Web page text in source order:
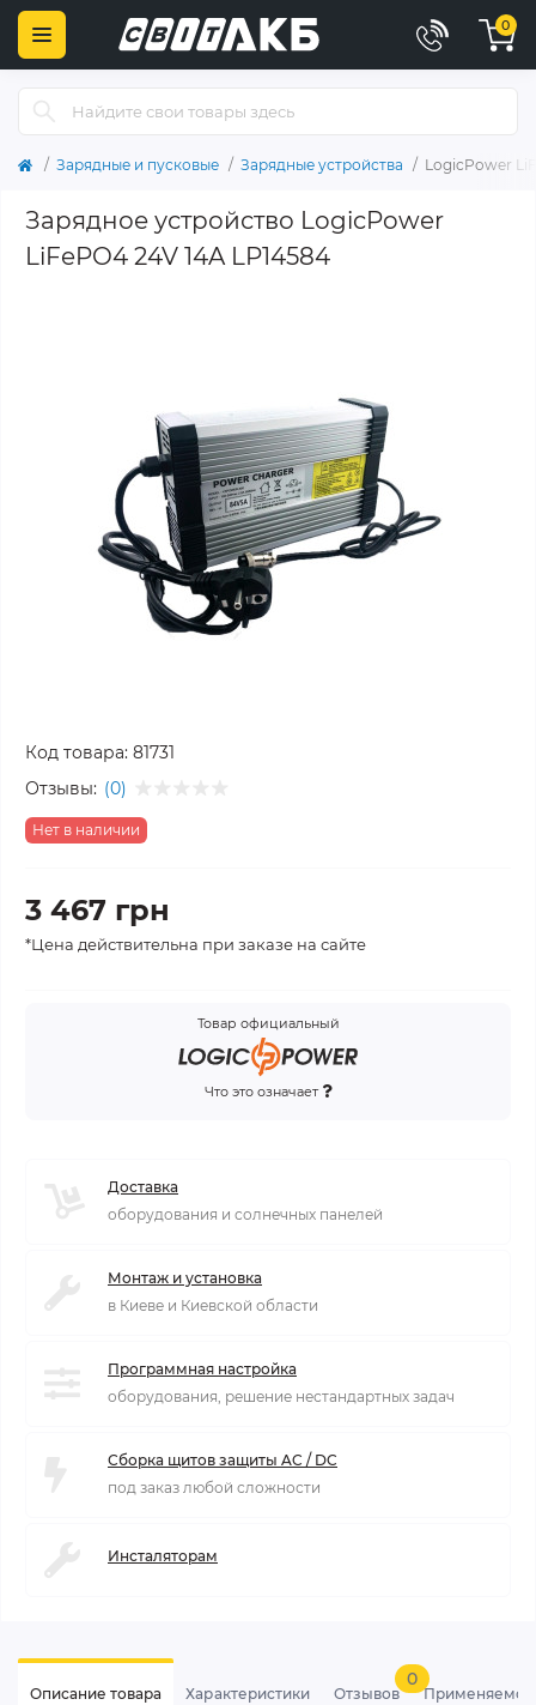
0
Зарядные и пусковые Зарядные устройства LogicPower
Зарядное устройство LogicPower
LiFePO4 24V 14A LP14584
Код товара: 81731
Отзывы: (0)
Нет в наличии
3 467 грн
*Цена действительна при заказе на сайте
Товар официальный
Что это означает
Доставка
оборудования и солнечных панелей
Монтаж и установка
в Киеве и Киевской области
Программная настройка
оборудования, решение нестандартных задач
Сборка щитов защиты AC / DC
под заказ любой сложности
Инсталяторам
Описание товара Характеристики Отзывов
0